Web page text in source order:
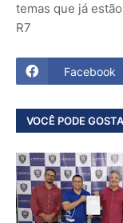
temas que já
R7
Facebook
VOCÊ PODE